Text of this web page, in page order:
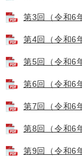
第3回（令和6
第4回（令和6
第5回（令和6
第6回（令和6
第7回（令和6
第8回（令和6
第9回（令和6